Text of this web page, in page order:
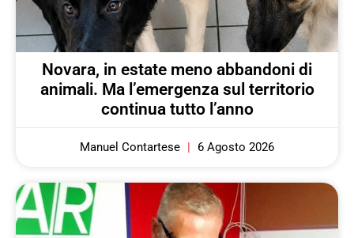
Novara, in estate meno abbandoni di
animali. Ma l’emergenza sul territorio
continua tutto l’anno
Manuel Contartese 6 Agosto 2026